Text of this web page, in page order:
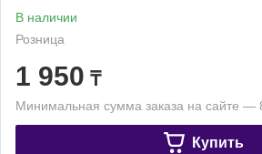
В наличии
Розница
1 950 ₸
Минимальная сумма заказа на сайте —
Купить